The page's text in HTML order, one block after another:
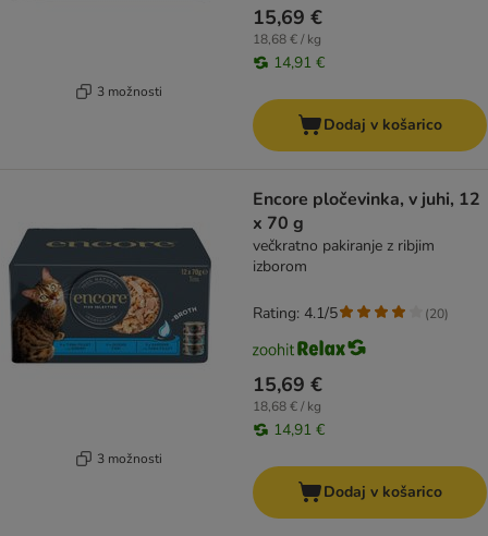
3 možnosti
15,69 €
18,68 € / kg
14,91 €
Dodaj v košarico
3 možnosti
Encore pločevinka, v juhi, 12
x 70 g
večkratno pakiranje z ribjim
izborom
15,69 €
18,68 € / kg
14,91 €
Rating: 4.1/5 (20)
Dodaj v košarico